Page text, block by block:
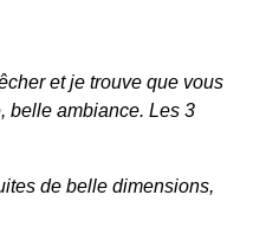
et je trouve que vous
belle ambiance. Les 3
de belle dimensions,